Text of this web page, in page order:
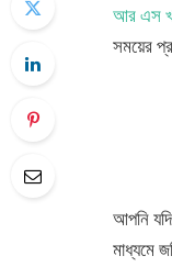
আর এস
সময়ের
আপনি
মাধ্যমে